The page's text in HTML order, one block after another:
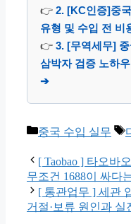
👉 2. [KC인증]중
유형 및 수입 전
👉 3. [무역세무]
삼박자 검증 노하
➔
카
고
리
중국 수입 실무
[ Taobao ] 타오바
무조건 1688이 싸다
[ 통관업무 ] 세관
거절·보류 원인과 실